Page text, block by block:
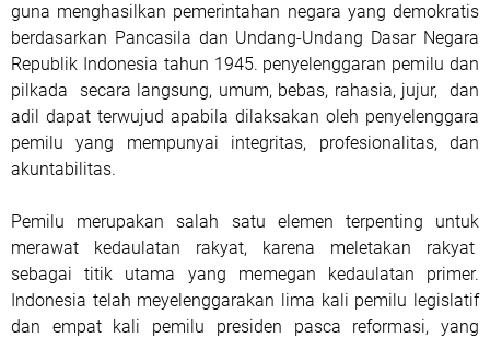
guna menghasilkan pemerintahan negara yang demokratis
berdasarkan Pancasila dan Undang-Undang Dasar Negara
Republik Indonesia tahun 1945. penyelenggaran pemilu dan
pilkada secara langsung, umum, bebas, rahasia, jujur, dan
adil dapat terwujud apabila dilaksakan oleh penyelenggara
pemilu yang mempunyai integritas, profesionalitas, dan
akuntabilitas.
Pemilu merupakan salah satu elemen terpenting untuk
merawat kedaulatan rakyat, karena meletakan rakyat
sebagai titik utama yang memegan kedaulatan primer.
Indonesia telah meyelenggarakan lima kali pemilu legislatif
dan empat kali pemilu presiden pasca reformasi, yang